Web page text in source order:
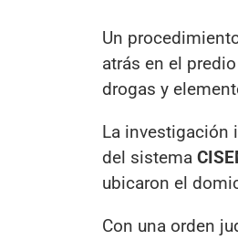
Un
atrás en el
drogas y
La investigación
del sistema
ubicaron el
Con una orden